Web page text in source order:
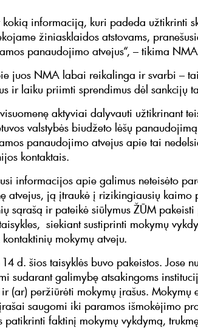
kokią informaciją, kuri padeda užtikrinti
žiniasklaidos atstovams,
panaudojimo atvejus“, – tikima
juos NMA labai reikalinga ir svarbi –
ir laiku priimti sprendimus dėl sankcijų
aktyviai dalyvauti užtikrinant
valstybės biudžeto lėšų
panaudojimo atvejus apie tai
kontaktais.
informacijos apie galimus neteisėto
atvejus, ją įtraukė į rizikingiausių kaimo
sąrašą ir pateikė siūlymus ŽŪM pakeisti
siekiant sustiprinti mokymų
mokymų atveju.
d. šios taisyklės buvo pakeistos. Jose
sudarant galimybę atsakingoms
(ar) peržiūrėti mokymų įrašus. Mokymų
saugomi iki paramos išmokėjimo
patikrinti faktinį mokymų vykdymą,